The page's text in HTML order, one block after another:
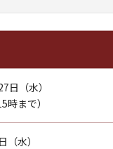
日（水）
まで）
水）